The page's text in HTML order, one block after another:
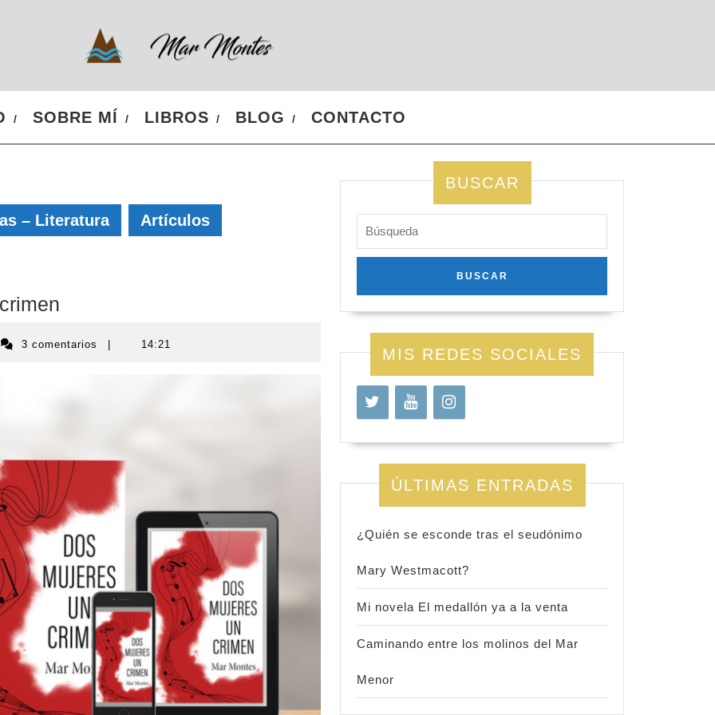
SOBRE MÍ LIBROS BLOG CONTACTO
– Literatura Artículos
3 comentarios 14:21
BUSCAR
MIS REDES SOCIALES
ÚLTIMAS ENTRADAS
¿Quién se esconde tras el seudónimo
Mary Westmacott?
Mi novela El medallón ya a la venta
Caminando entre los molinos del Mar
Menor